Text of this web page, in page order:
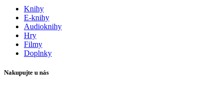
Knihy
E-knihy
Audioknihy
Hry
Filmy
Doplnky
Nakupujte u nás